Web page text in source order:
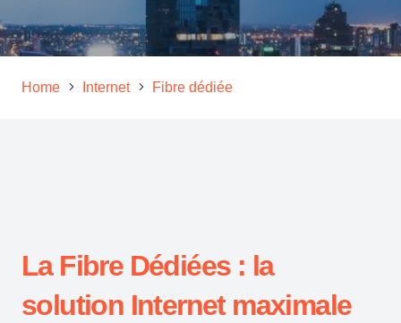
Home Internet Fibre dédiée
La Fibre Dédiées : la
solution Internet maximale